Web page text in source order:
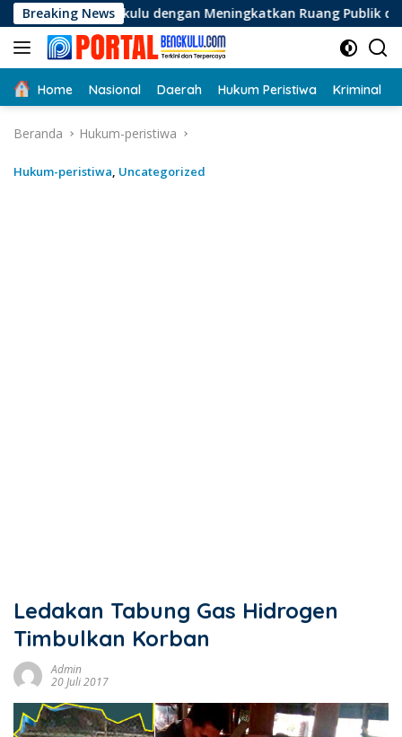
Langsung
ke
konten
Breaking News
dengan Meningkatkan Ruang Publik dan Kebersihan Pasar
Home Nasional Daerah Hukum Peristiwa Kriminal
Beranda Hukum-peristiwa
Hukum-peristiwa, Uncategorized
Ledakan Tabung Gas Hidrogen
Timbulkan Korban
Admin
20 Juli 2017